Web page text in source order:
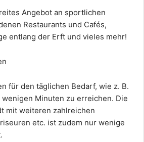
Angebot an sportlichen
Restaurants und Cafés,
entlang der Erft und vieles mehr!
für den täglichen Bedarf, wie z. B.
Minuten zu erreichen. Die
mit weiteren zahlreichen
etc. ist zudem nur wenige